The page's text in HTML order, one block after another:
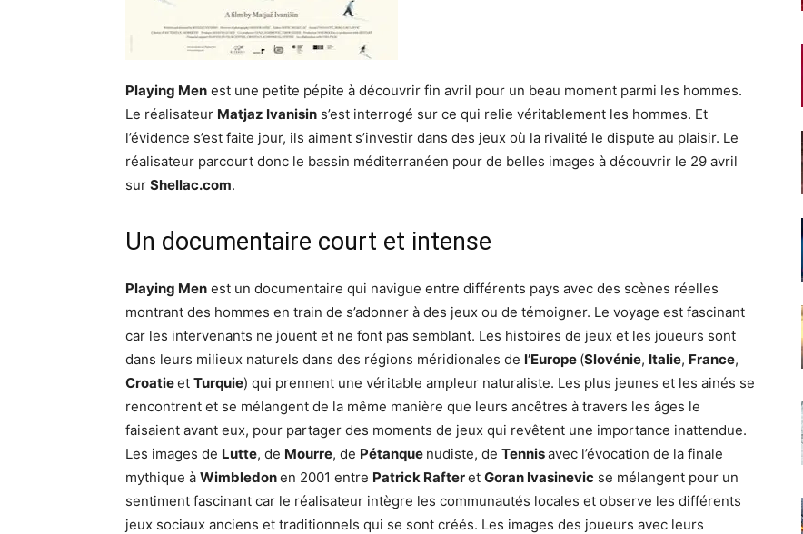
Playing Men est une petite pépite à découvrir fin avril pour un beau moment parmi les hommes.
Le réalisateur Matjaz Ivanisin s’est interrogé sur ce qui relie véritablement les hommes. Et
l’évidence s’est faite jour, ils aiment s’investir dans des jeux où la rivalité le dispute au plaisir. Le
réalisateur parcourt donc le bassin méditerranéen pour de belles images à découvrir le 29 avril
sur Shellac.com.
Un documentaire court et intense
Playing Men est un documentaire qui navigue entre différents pays avec des scènes réelles
montrant des hommes en train de s’adonner à des jeux ou de témoigner. Le voyage est fascinant
car les intervenants ne jouent et ne font pas semblant. Les histoires de jeux et les joueurs sont
dans leurs milieux naturels dans des régions méridionales de l’Europe (Slovénie, Italie, France,
Croatieet Turquie) qui prennent une véritable ampleur naturaliste. Les plus jeunes et les ainés se
rencontrent et se mélangent de la même manière que leurs ancêtres à travers les âges le
faisaient avant eux, pour partager des moments de jeux qui revêtent une importance inattendue.
Les images de Lutte, de Mourre, de Pétanque nudiste, de Tennisavec l’évocation de la finale
mythique à Wimbledonen 2001 entre Patrick Rafteret Goran Ivasinevic se mélangent pour un
sentiment fascinant car le réalisateur intègre les communautés locales et observe les différents
jeux sociaux anciens et traditionnels qui se sont créés. Les images des joueurs avec leurs